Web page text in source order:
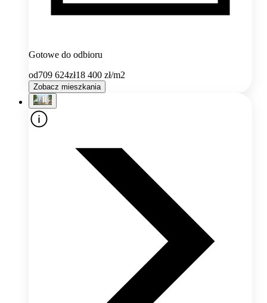
Gotowe do odbioru
od709 624zł18 400 zł/m2
Zobacz mieszkania